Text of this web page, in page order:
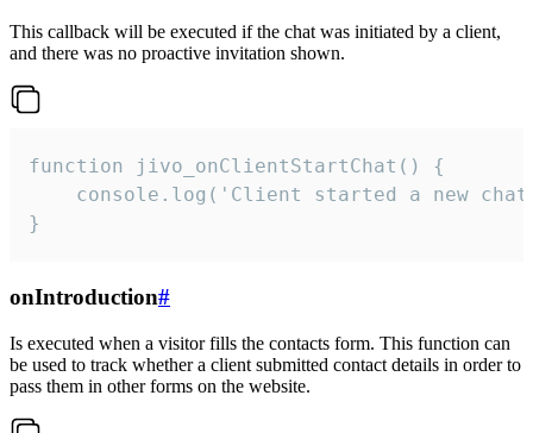
This callback will be executed if the chat was initiated by a client,
and there was no proactive invitation shown.
function jivo_onClientStartChat() {
console.log('Client started a new
}
onIntroduction#
Is executed when a visitor fills the contacts form. This function can
be used to track whether a client submitted contact details in order to
pass them in other forms on the website.